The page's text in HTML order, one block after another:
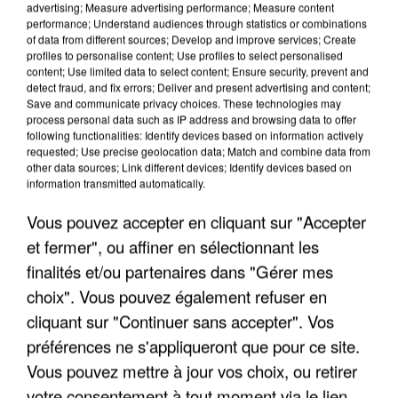
APRÈS TOUTES CES CANICULES, LES REFUGES
DE FAUNE SAUVAGE SONT...
advertising; Measure advertising performance; Measure content
performance; Understand audiences through statistics or combinations
of data from different sources; Develop and improve services; Create
profiles to personalise content; Use profiles to select personalised
content; Use limited data to select content; Ensure security, prevent and
detect fraud, and fix errors; Deliver and present advertising and content;
Save and communicate privacy choices. These technologies may
process personal data such as IP address and browsing data to offer
following functionalities: Identify devices based on information actively
requested; Use precise geolocation data; Match and combine data from
other data sources; Link different devices; Identify devices based on
information transmitted automatically.
Vous pouvez accepter en cliquant sur "Accepter
et fermer", ou affiner en sélectionnant les
finalités et/ou partenaires dans "Gérer mes
choix". Vous pouvez également refuser en
cliquant sur "Continuer sans accepter". Vos
préférences ne s'appliqueront que pour ce site.
Vous pouvez mettre à jour vos choix, ou retirer